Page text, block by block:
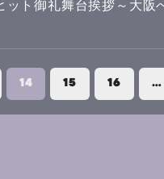
ト御礼舞台挨拶～大阪
14 15 16 …